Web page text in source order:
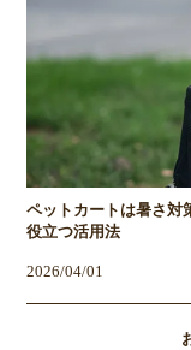
ペットカートは暑さ対
役立つ活用法
2026/04/01